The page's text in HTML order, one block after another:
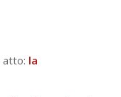
atto: la